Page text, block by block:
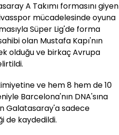
A Takımı formasını giyen
mücadelesinde oyuna
Süper Lig'de forma
olan Mustafa Kapı'nın
olduğu ve birkaç Avrupa
ve hem 8 hem de 10
Barcelona'nın DNA'sına
Galatasaray'a sadece
de kaydedildi.